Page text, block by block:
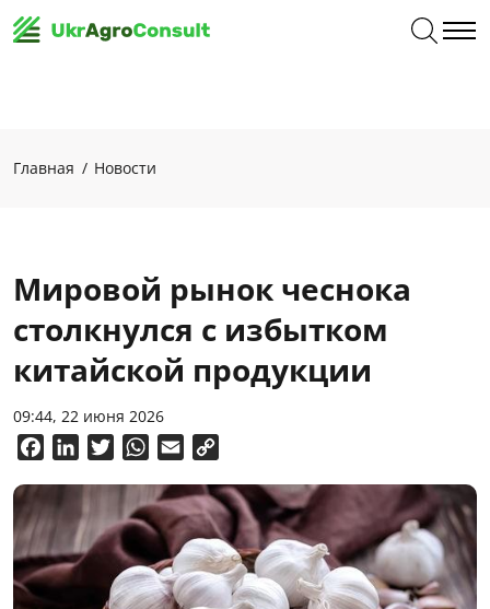
Главная Новости
Мировой рынок чеснока
столкнулся с избытком
китайской продукции
09:44, 22 июня 2026
FacebookLinkedInTwitterWhatsApp
Email